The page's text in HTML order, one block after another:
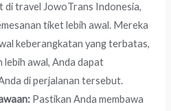
di travel JowoTrans Indonesia,
tiket lebih awal. Mereka
keberangkatan yang terbatas,
lebih awal, Anda dapat
di perjalanan tersebut.
Pastikan Anda membawa